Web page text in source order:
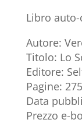
Libro
Autore:
Titolo: Lo
Editore:
Pagine: 275
Data
Prezzo e-